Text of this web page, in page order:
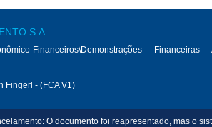
S.A.
Financeiros\Demonstrações Financeiras
Fingerl - (FCA V1)
O documento foi reapresentado, mas o